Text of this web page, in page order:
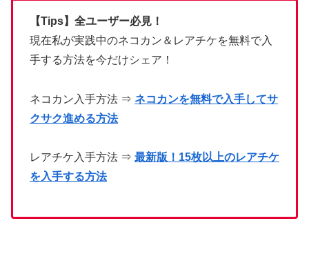
【Tips】全ユーザー必見！
現在私が実践中のネコカン＆レアチケを無料で入
手する方法を今だけシェア！
ネコカン入手方法 ⇒ ネコカンを無料で入手してサ
クサク進める方法
レアチケ入手方法 ⇒ 最新版！15枚以上のレアチケ
を入手する方法